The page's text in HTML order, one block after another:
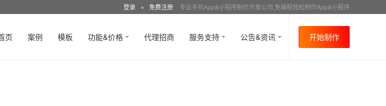
登录 ● 免费注册 专业手机App&小程序制作开发公司,免编程轻松制作App&小程序
页 案例 模板 功能&价格 代理招商 服务支持 公告&资讯 开始制作